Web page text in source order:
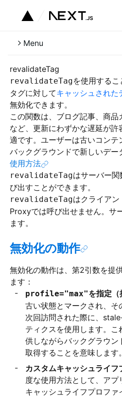
Menu
revalidateTag
revalidateTagを使用する
タグに対してキャッシュされた
無効化できます。
この関数は、ブログ記事、商品
など、更新にわずかな遅延が
適です。ユーザーは古いコンテ
バックグラウンドで新しいデー
使用方法
revalidateTagはサーバー
び出すことができます。
revalidateTagはクライア
Proxyでは呼び出せません。サ
ます。
無効化の動作
無効化の動作は、第2引数を提
ます：
profile="max"を指定（
古い状態とマークされ、
次回訪問された際に、
ティクスを使用します。
供しながらバックグラウン
取得することを意味します。
カスタムキャッシュライフ
度な使用方法として、アプ
キャッシュライフプロファ